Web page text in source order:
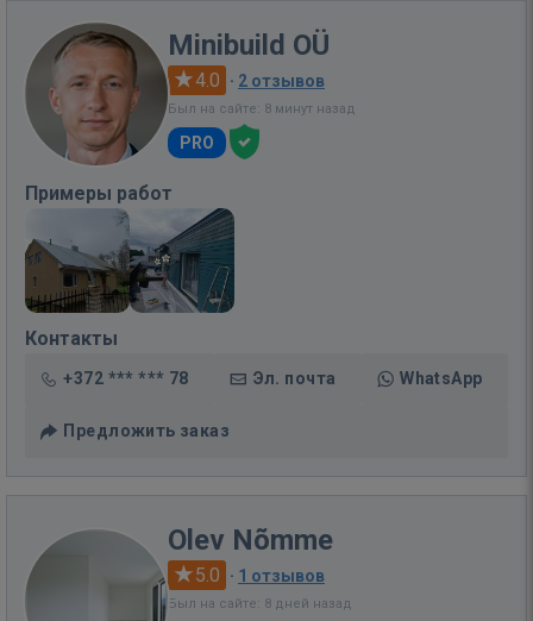
Minibuild OÜ
4.0 · 2 отзывов
Был на сайте: 8 минут назад
PRO
Примеры работ
Контакты
+372 *** *** 78 Эл. почта WhatsApp
Предложить заказ
Olev Nõmme
5.0 · 1 отзывов
Был на сайте: 8 дней назад